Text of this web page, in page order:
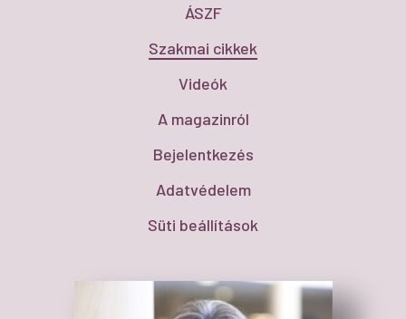
ÁSZF
Szakmai cikkek
Videók
A magazinról
Bejelentkezés
Adatvédelem
Süti beállítások